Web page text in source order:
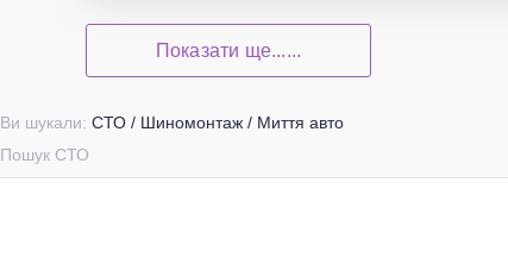
Показати ще......
Ви шукали: СТО / Шиномонтаж / Миття авто
Пошук СТО